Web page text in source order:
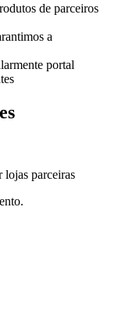
de parceiros
a
portal
lojas parceiras